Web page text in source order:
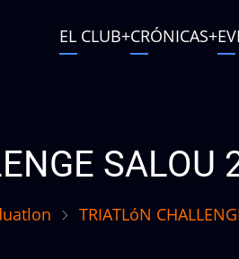
Main
EL CLUB CRÓNICAS
SALOU
TRIATLóN